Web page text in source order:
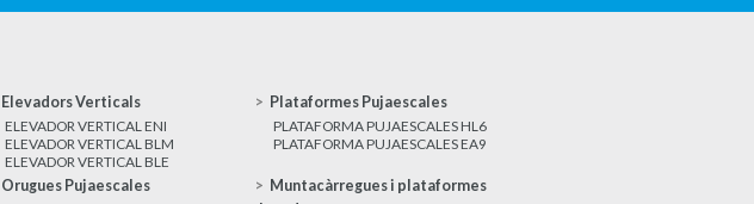
Elevadors Verticals
ELEVADOR VERTICAL ENI
ELEVADOR VERTICAL BLM
ELEVADOR VERTICAL BLE
Plataformes Pujaescales
PLATAFORMA PUJAESCALES HL6
PLATAFORMA PUJAESCALES EA9
Orugues Pujaescales
Muntacàrregues i plataformes